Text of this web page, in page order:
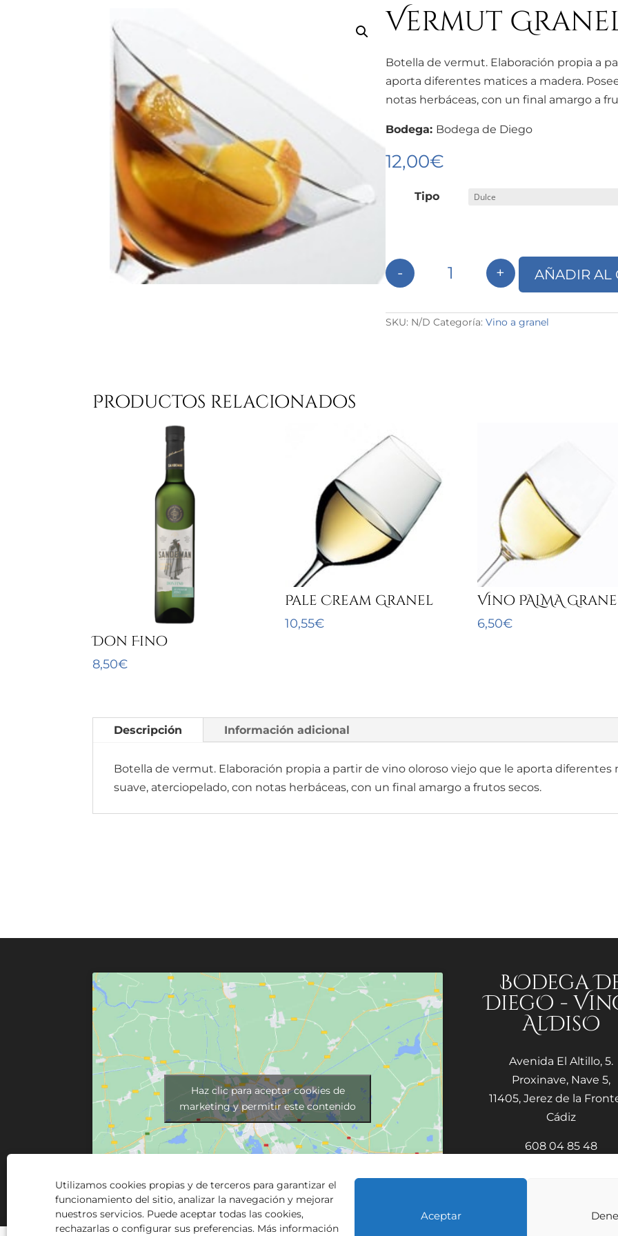
Utilizamos cookies propias y de terceros para garantizar el
funcionamiento del sitio, analizar la navegación y mejorar
nuestros servicios. Puede aceptar todas las cookies,
rechazarlas o configurar sus preferencias. Más información
Aceptar
Vermut
Botella de vermut. Elaboración propia a
aporta diferentes matices a madera.
notas herbáceas, con un final amargo a
Bodega: Bodega de Diego
12,00€
Tipo
Vermut Granel cantidad
- + AÑADIR AL
SKU: N/D Categoría:Vino a granel
Productos relacionados
Don Fino
8,50€
Pale Cream Granel
10,55€
Vino PALMA
6,50€
Descripción Información adicional
Botella de vermut. Elaboración propia a partir de vino oloroso viejo que le aporta diferentes
suave, aterciopelado, con notas herbáceas, con un final amargo a frutos secos.
Haz clic para aceptar cookies de
marketing y permitir este contenido
BOdega
DiegO -
AlDisO
Avenida El Altillo, 5.
Proxinave, Nave 5,
11405, Jerez de la
Cádiz
608 04 85 48